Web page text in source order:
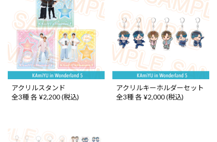
アクリルスタンド
全3種 各 ¥2,200 (税込)
アクリルキーホルダーセット
全3種 各 ¥2,000 (税込)